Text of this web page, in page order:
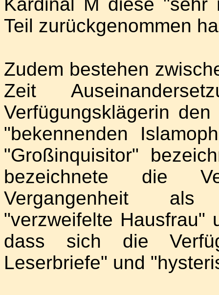
Teil zurückgenommen
Zudem bestehen
Zeit
Verfügungsklägerin
"bekennenden
"Großinquisitor"
bezeichnete die
Vergangenheit als
"verzweifelte Hausfrau"
dass sich die
Leserbriefe" und